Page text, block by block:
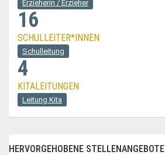
Erzieherin / Erzieher
16
SCHULLEITER*INNEN
Schulleitung
4
KITALEITUNGEN
Leitung Kita
HERVORGEHOBENE STELLENANGEBOTE